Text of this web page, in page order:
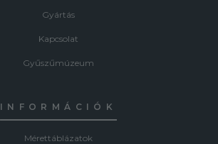
Gyártás
Kapcsolat
Gyűszűmúzeum
INFORMÁCIÓK
Mérettáblázatok